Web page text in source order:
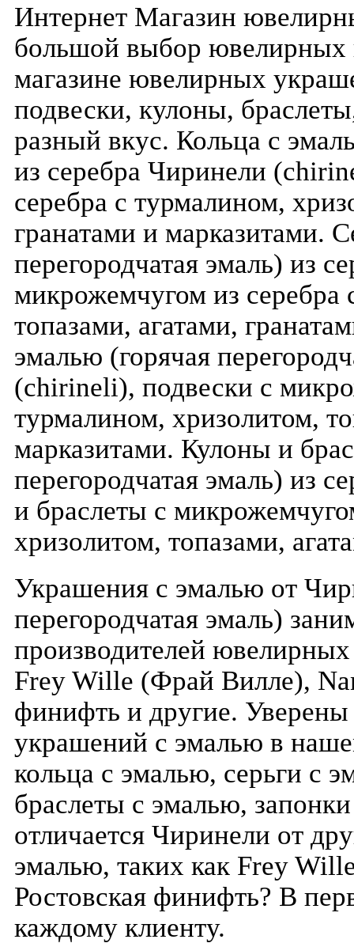
Интернет Магазин
большой выбор ювелирных
магазине ювелирных
подвески, кулоны,
разный вкус. Кольца с
из серебра Чиринели
серебра с турмалином,
гранатами и марказитами.
перегородчатая эмаль) из
микрожемчугом из серебра
топазами, агатами,
эмалью (горячая
(chirineli), подвески с
турмалином, хризолитом,
марказитами. Кулоны и
перегородчатая эмаль) из
и браслеты с
хризолитом, топазами,
Украшения с эмалью от
перегородчатая эмаль)
производителей
Frey Wille (Фрай Вилле),
финифть и другие.
украшений с эмалью в
кольца с эмалью, серьги с
браслеты с эмалью,
отличается Чиринели от
эмалью, таких как Frey
Ростовская финифть? В
каждому клиенту.